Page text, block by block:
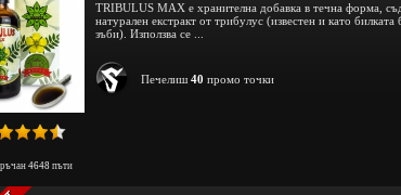
4648 пъти
TRIBULUS MAX е хранителна добавка в течна форма,
натурален екстракт от трибулус (известен и като билката
зъби). Използва се ...
Печелиш 40 промо точки